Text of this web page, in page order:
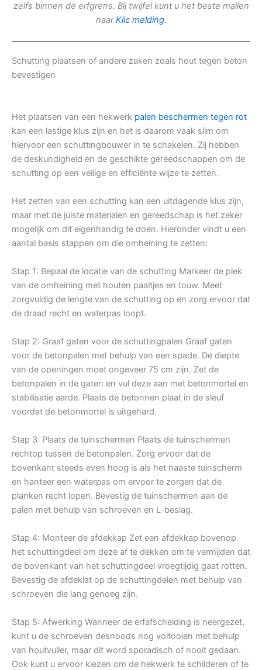
zelfs binnen de erfgrens. Bij twijfel kunt u het beste mailen
naarKlic melding.
Schutting plaatsen of andere zaken zoals hout tegen beton
bevestigen
Het plaatsen van een hekwerk palen beschermen tegen rot
kan een lastige klus zijn en het is daarom vaak slim om
hiervoor een schuttingbouwer in te schakelen. Zij hebben
de deskundigheid en de geschikte gereedschappen om de
schutting op een veilige en efficiënte wijze te zetten.
Het zetten van een schutting kan een uitdagende klus zijn,
maar met de juiste materialen en gereedschap is het zeker
mogelijk om dit eigenhandig te doen. Hieronder vindt u een
aantal basis stappen om die omheining te zetten:
Stap 1: Bepaal de locatie van de schutting Markeer de plek
van de omheining met houten paaltjes en touw. Meet
zorgvuldig de lengte van de schutting op en zorg ervoor dat
de draad recht en waterpas loopt.
Stap 2: Graaf gaten voor de schuttingpalen Graaf gaten
voor de betonpalen met behulp van een spade. De diepte
van de openingen moet ongeveer 75 cm zijn. Zet de
betonpalen in de gaten en vul deze aan met betonmortel en
stabilisatie aarde. Plaats de betonnen plaat in de sleuf
voordat de betonmortel is uitgehard.
Stap 3: Plaats de tuinschermen Plaats de tuinschermen
rechtop tussen de betonpalen. Zorg ervoor dat de
bovenkant steeds even hoog is als het naaste tuinscherm
en hanteer een waterpas om ervoor te zorgen dat de
planken recht lopen. Bevestig de tuinschermen aan de
palen met behulp van schroeven en L-beslag.
Stap 4: Monteer de afdekkap Zet een afdekkap bovenop
het schuttingdeel om deze af te dekken om te vermijden dat
de bovenkant van het schuttingdeel vroegtijdig gaat rotten.
Bevestig de afdeklat op de schuttingdelen met behulp van
schroeven die lang genoeg zijn.
Stap 5: Afwerking Wanneer de erfafscheiding is neergezet,
kunt u de schroeven desnoods nog voltooien met behulp
van houtvuller, maar dit word sporadisch of nooit gedaan.
Ook kunt u ervoor kiezen om de hekwerk te schilderen of te